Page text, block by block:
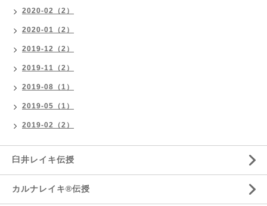
2020-02（2）
2020-01（2）
2019-12（2）
2019-11（2）
2019-08（1）
2019-05（1）
2019-02（2）
臼井レイキ伝授
カルナレイキ®伝授